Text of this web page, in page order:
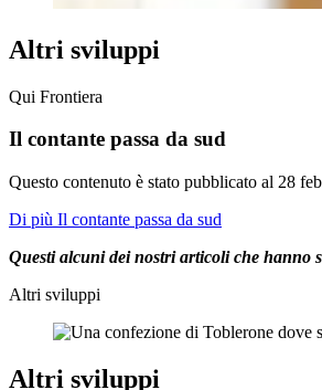
Altri sviluppi
Qui Frontiera
Il contante passa da sud
Questo contenuto è stato pubblicato al 28
Di più Il contante passa da sud
Questi alcuni dei nostri articoli che hanno
Altri sviluppi
Altri sviluppi